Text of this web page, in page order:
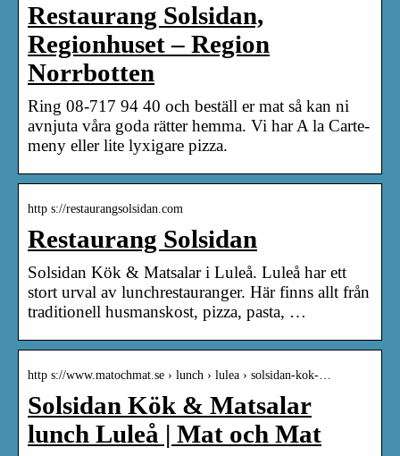
Restaurang Solsidan,
Regionhuset – Region
Norrbotten
Ring 08-717 94 40 och beställ er mat så kan ni
avnjuta våra goda rätter hemma. Vi har A la Carte-
meny eller lite lyxigare pizza.
http s://restaurangsolsidan.com
Restaurang Solsidan
Solsidan Kök & Matsalar i Luleå. Luleå har ett
stort urval av lunchrestauranger. Här finns allt från
traditionell husmanskost, pizza, pasta, …
http s://www.matochmat.se › lunch › lulea › solsidan-kok-…
Solsidan Kök & Matsalar
lunch Luleå | Mat och Mat